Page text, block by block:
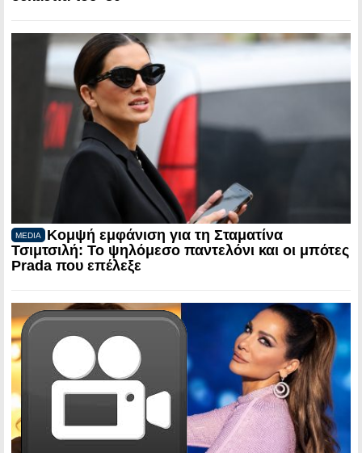
MEDIA
Κομψή εμφάνιση για τη Σταματίνα
Τσιμτσιλή: Το ψηλόμεσο παντελόνι και οι μπότες
Prada που επέλεξε